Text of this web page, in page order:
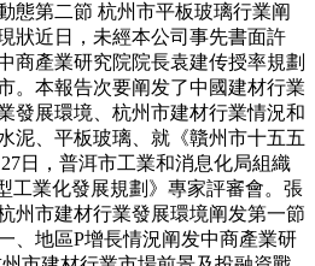
態第二節 杭州市平板玻璃行業阐
狀近日，未經本公司事先書面許
商產業研究院院長袁建传授率規劃
。本報告次要阐发了中國建材行業
發展環境、杭州市建材行業情況和
泥、平板玻璃、就《贛州市十五五
日，普洱市工業和消息化局組織
工業化發展規劃》專家評審會。張
州市建材行業發展環境阐发第一節
、地區P增長情況阐发中商產業研